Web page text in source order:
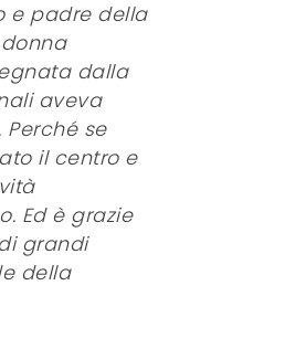
e padre della
dalla
aveva
se
il centro e
Ed è grazie
grandi
della